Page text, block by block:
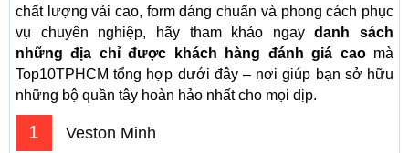
chất lượng vải cao, form dáng chuẩn và phong cách phục
vụ chuyên nghiệp, hãy tham khảo ngaydanh sách
những địa chỉ được khách hàng đánh giá caomà
Top10TPHCM tổng hợp dưới đây – nơi giúp bạn sở hữu
những bộ quần tây hoàn hảo nhất cho mọi dịp.
1 Veston Minh